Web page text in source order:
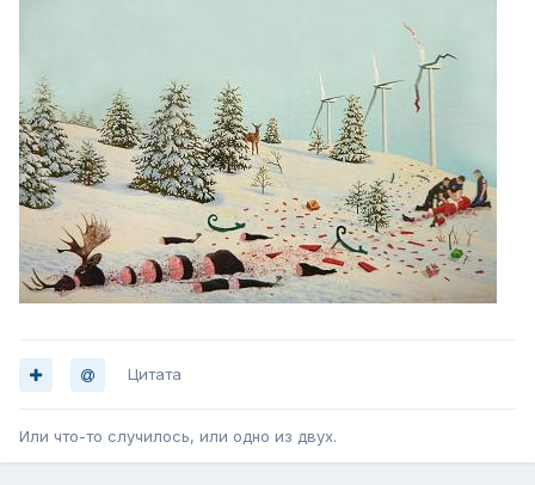
Цитата
Или что-то случилось, или одно из двух.